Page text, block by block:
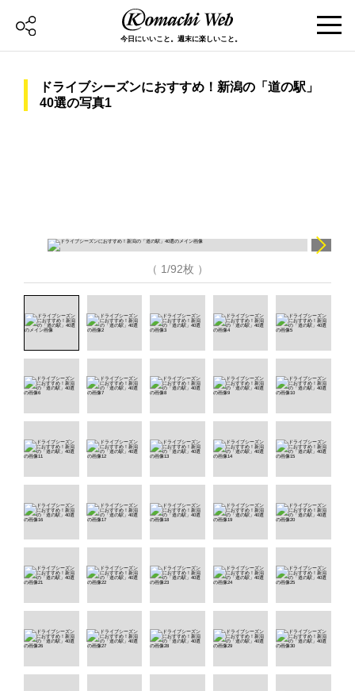
今日にいいこと。週末に楽しいこと。
ドライブシーズンにおすすめ！新潟の「道の駅」
40選の写真1
（ 1/92枚 ）